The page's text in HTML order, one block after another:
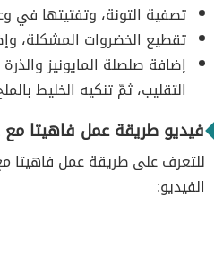
تصفية التونة، وتفتيتها في
تقطيع الخضروات المشكلة،
إضافة صلصلة المايونيز
التقليب، ثمّ تنكيه الخليط
فيديو طريقة عمل فاهيتا مع
للتعرف على طريقة عمل فاهيتا
الفيديو: